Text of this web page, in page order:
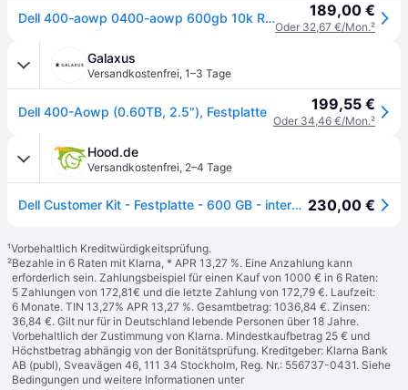
Dell 400-aowp 0400-aowp 600gb 10k Rpm Sas 12gbps 512n 2.5in Hot-plug Hard Dr E 189,00 €
Oder 32,67 €/Mon.²
Galaxus
Versandkostenfrei, 1–3 Tage
Dell 400-Aowp (0.60TB, 2.5"), Festplatte 199,55 €
Oder 34,46 €/Mon.²
Hood.de
Versandkostenfrei, 2–4 Tage
Dell Customer Kit - Festplatte - 600 GB - intern - 2.5" (6.4 cm) 230,00 €
¹Vorbehaltlich Kreditwürdigkeitsprüfung.
²Bezahle in 6 Raten mit Klarna, * APR 13,27 %. Eine Anzahlung kann
erforderlich sein. Zahlungsbeispiel für einen Kauf von 1000 € in 6 Raten:
5 Zahlungen von 172,81€ und die letzte Zahlung von 172,79 €. Laufzeit:
6 Monate. TIN 13,27% APR 13,27 %. Gesamtbetrag: 1036,84 €. Zinsen:
36,84 €. Gilt nur für in Deutschland lebende Personen über 18 Jahre.
Vorbehaltlich der Zustimmung von Klarna. Mindestkaufbetrag 25 € und
Höchstbetrag abhängig von der Bonitätsprüfung. Kreditgeber: Klarna Bank
AB (publ), Sveavägen 46, 111 34 Stockholm, Reg. Nr.: 556737-0431. Siehe
Bedingungen und weitere Informationen unter